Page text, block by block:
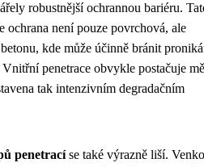
robustnější ochrannou bariéru.
ochrana není pouze povrchová, ale
kde může účinně bránit
penetrace obvykle postačuje
tak intenzivním degradačním
penetracíse také výrazně liší.